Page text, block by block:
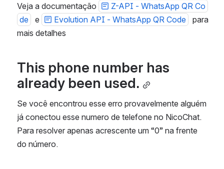
Veja a documentação
Z-API - WhatsApp QR Co
de
  e
Evolution API - WhatsApp QR Code
  para
mais detalhes
This phone number has
already been used.
Se você encontrou esse erro provavelmente alguém
já conectou esse numero de telefone no NicoChat.
Para resolver apenas acrescente um “0” na frente
do número.